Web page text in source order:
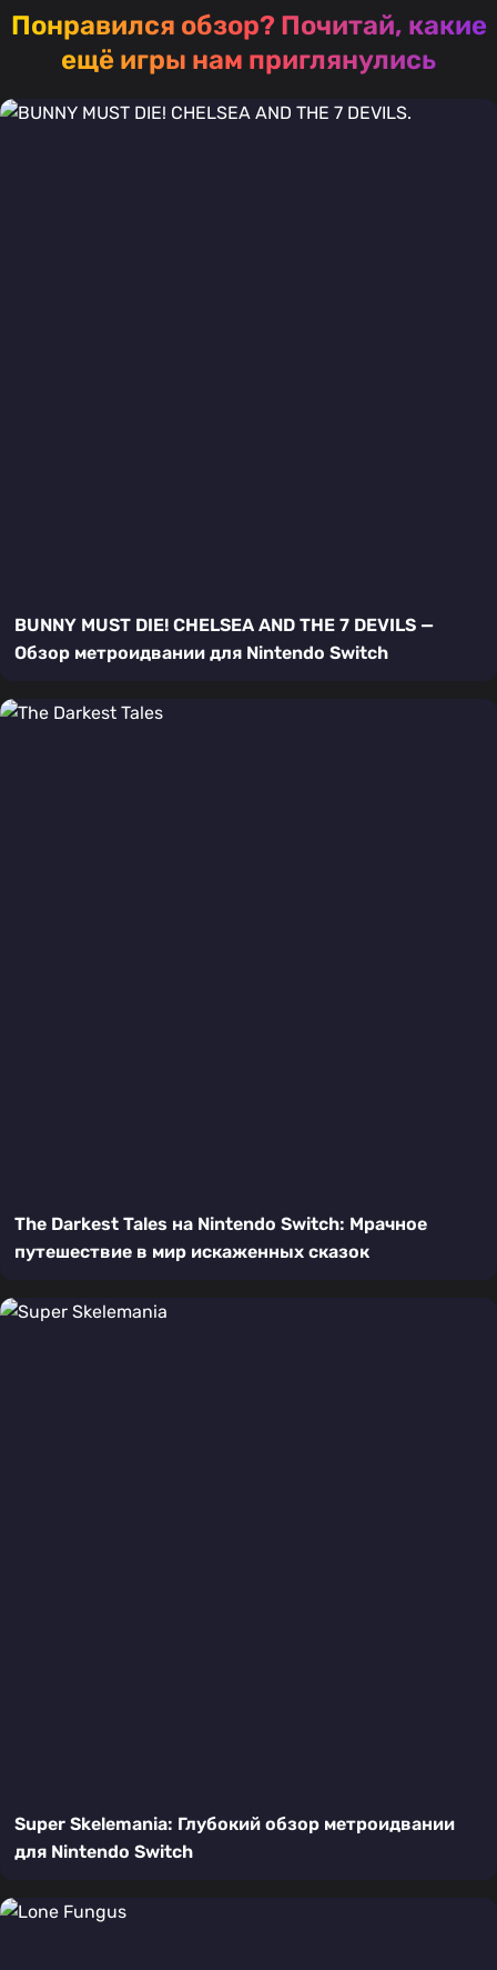
Понравился обзор? Почитай, какие
ещё игры нам приглянулись
BUNNY MUST DIE! CHELSEA AND THE 7 DEVILS —
Обзор метроидвании для Nintendo Switch
The Darkest Tales на Nintendo Switch: Мрачное
путешествие в мир искаженных сказок
Super Skelemania: Глубокий обзор метроидвании
для Nintendo Switch